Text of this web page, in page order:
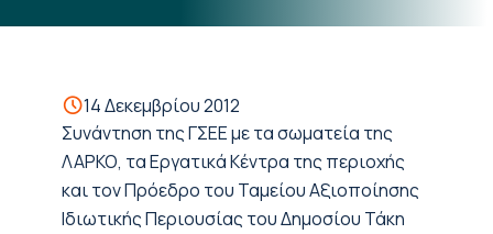
14 Δεκεμβρίου 2012
Συνάντηση της ΓΣΕΕ με τα σωματεία της
ΛΑΡΚΟ, τα Εργατικά Κέντρα της περιοχής
και τον Πρόεδρο του Ταμείου Αξιοποίησης
Ιδιωτικής Περιουσίας του Δημοσίου Τάκη